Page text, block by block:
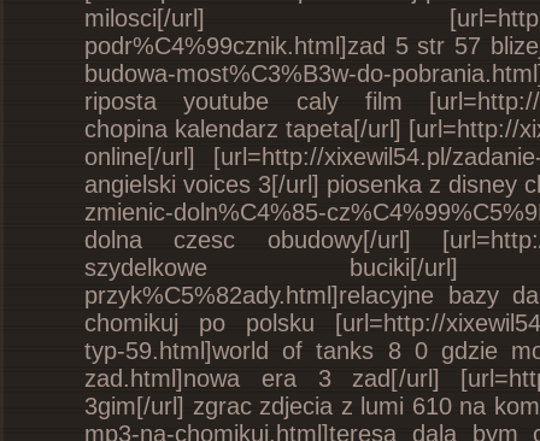
milosci[/url] [url=http://
podr%C4%99cznik.html]zad 5 str 57
budowa-most%C3%B3w-do-
riposta youtube caly film [url=http://
chopina kalendarz tapeta[/url] [url=http://
online[/url] [url=http://xixewil54.pl/
angielski voices 3[/url] piosenka z disney
zmienic-doln%C4%85-
dolna czesc obudowy[/url] [url=http://
szydelkowe buciki[/url]
przyk%C5%82ady.html]relacyjne bazy
chomikuj po polsku [url=http://
typ-59.html]world of tanks 8 0 gdzie
zad.html]nowa era 3 zad[/url]
3gim[/url] zgrac zdjecia z lumi 610 na
mp3-na-chomikuj.html]teresa dala